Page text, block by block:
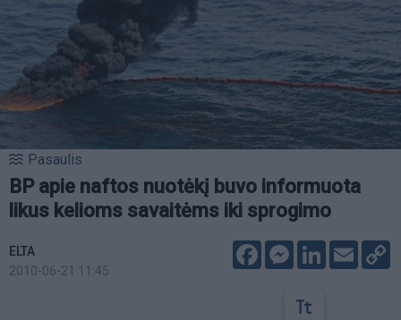
Pasaulis
BP apie naftos nuotėkį buvo informuota
likus kelioms savaitėms iki sprogimo
ELTA
2010-06-21 11:45
FacebookMessenger
LinkedIn
Email